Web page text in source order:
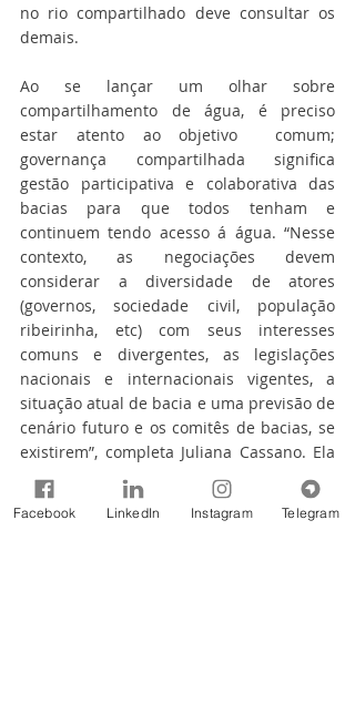
no rio compartilhado deve consultar os
demais.
Ao se lançar um olhar sobre
compartilhamento de água, é preciso
estar atento ao objetivo  comum;
governança compartilhada significa
gestão participativa e colaborativa das
bacias para que todos tenham e
continuem tendo acesso á água. “Nesse
contexto, as negociações devem
considerar a diversidade de atores
(governos, sociedade civil, população
ribeirinha, etc) com seus interesses
comuns e divergentes, as legislações
nacionais e internacionais vigentes, a
situação atual de bacia e uma previsão de
cenário futuro e os comitês de bacias, se
existirem”, completa Juliana Cassano. Ela
cita como exemplo de compartilhamento
e seus desdobramentos, os casos das
Bacias do rio Danúbio, na Europa e do
Facebook LinkedIn Instagram Telegram